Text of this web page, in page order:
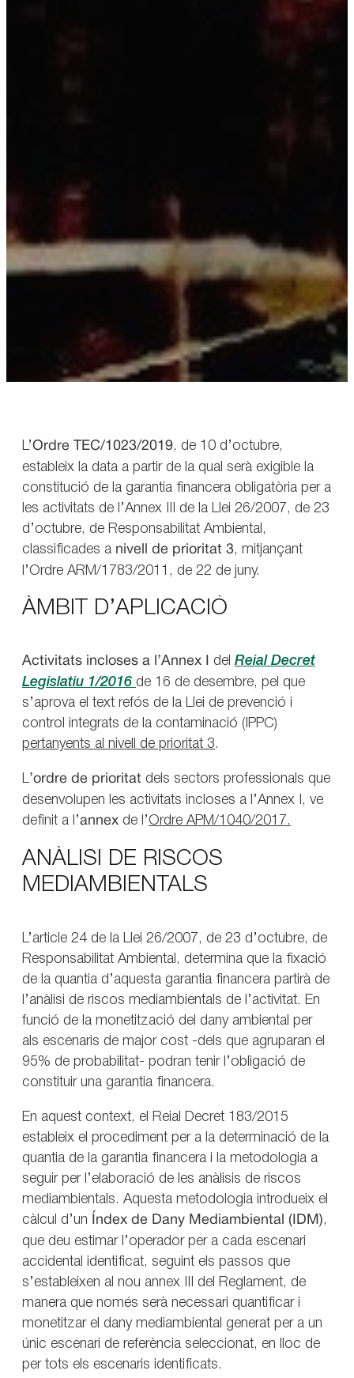
L’Ordre TEC/1023/2019, de 10 d’octubre,
estableix la data a partir de la qual serà exigible la
constitució de la garantia financera obligatòria per a
les activitats de l’Annex III de la Llei 26/2007, de 23
d’octubre, de Responsabilitat Ambiental,
classificades a nivell de prioritat 3, mitjançant
l’Ordre ARM/1783/2011, de 22 de juny.
ÀMBIT D’APLICACIÓ
Activitats incloses a l’Annex I del Reial Decret
Legislatiu 1/2016 de 16 de desembre, pel que
s’aprova el text refós de la Llei de prevenció i
control integrats de la contaminació (IPPC)
pertanyents al nivell de prioritat 3.
’ordre de prioritat dels sectors professionals que
desenvolupen les activitats incloses a l’Annex I, ve
definit a l’annex de l’Ordre APM/1040/2017.
ANÀLISI DE RISCOS
MEDIAMBIENTALS
L’article 24 de la Llei 26/2007, de 23 d’octubre, de
Responsabilitat Ambiental, determina que la fixació
de la quantia d’aquesta garantia financera partirà de
l’anàlisi de riscos mediambientals de l’activitat. En
funció de la monetització del dany ambiental per
als escenaris de major cost -dels que agruparan el
95% de probabilitat- podran tenir l’obligació de
constituir una garantia financera.
En aquest context, el Reial Decret 183/2015
estableix el procediment per a la determinació de la
quantia de la garantia financera i la metodologia a
seguir per l’elaboració de les anàlisis de riscos
mediambientals. Aquesta metodologia introdueix el
càlcul d’un
Índex de Dany Mediambiental (IDM),
que deu estimar l’operador per a cada escenari
accidental identificat, seguint els passos que
s’estableixen al nou annex III del Reglament, de
manera que només serà necessari quantificar i
monetitzar el dany mediambiental generat per a un
únic escenari de referència seleccionat, en lloc de
per tots els escenaris identificats.